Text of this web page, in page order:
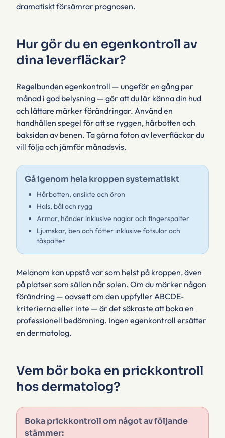
dramatiskt försämrar prognosen.
Hur gör du en egenkontroll av
dina leverfläckar?
Regelbunden egenkontroll — ungefär en gång per
månad i god belysning — gör att du lär känna din hud
och lättare märker förändringar. Använd en
handhållen spegel för att se ryggen, hårbotten och
baksidan av benen. Ta gärna foton av leverfläckar du
vill följa och jämför månadsvis.
Gå igenom hela kroppen systematiskt
Hårbotten, ansikte och öron
Hals, bål och rygg
Armar, händer inklusive naglar och fingerspalter
Ljumskar, ben och fötter inklusive fotsulor och
tåspalter
Melanom kan uppstå var som helst på kroppen, även
på platser som sällan når solen. Om du märker någon
förändring — oavsett om den uppfyller ABCDE-
kriterierna eller inte — är det säkraste att boka en
professionell bedömning. Ingen egenkontroll ersätter
en dermatolog.
Vem bör boka en prickkontroll
hos dermatolog?
Boka prickkontroll om något av följande
stämmer: